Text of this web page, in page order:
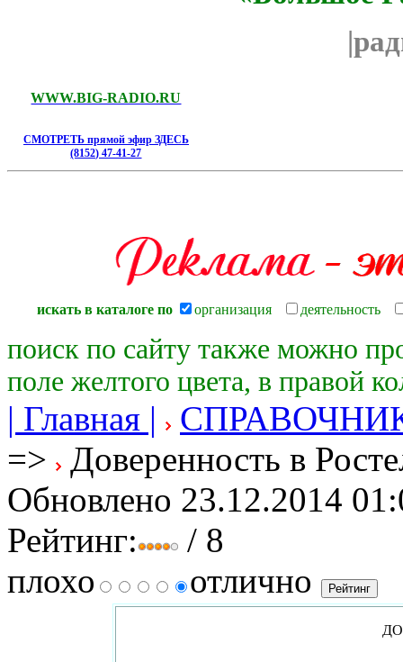
WWW.BIG-RADIO.RU
СМОТРЕТЬ прямой эфир ЗДЕСЬ
(8152) 47-41-27
искать в каталоге по организация деятельность
поиск по сайту также можно
поле желтого цвета, в правой
| Главная |
=>
Доверенность в
Обновлено 23.12.2014
Рейтинг:
/ 8
плохо
отлично